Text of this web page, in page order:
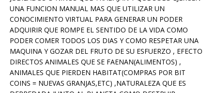
UNA FUNCION MANUAL MAS QUE UTILIZAR UN
CONOCIMIENTO VIRTUAL PARA GENERAR UN PODER
ADQUIRIR QUE ROMPE EL SENTIDO DE LA VIDA COMO
PODER COMER TODOS LOS DIAS Y COMO RESPETAR UNA
MAQUINA Y GOZAR DEL FRUTO DE SU ESFUERZO , EFECTO
DIRECTOS ANIMALES QUE SE FAENAN(ALIMENTOS) ,
ANIMALES QUE PIERDEN HABITAT(COMPRAS POR BIT
COINS = NUEVAS GRANJAS,ETC) ,NATURALEZA QUE ES